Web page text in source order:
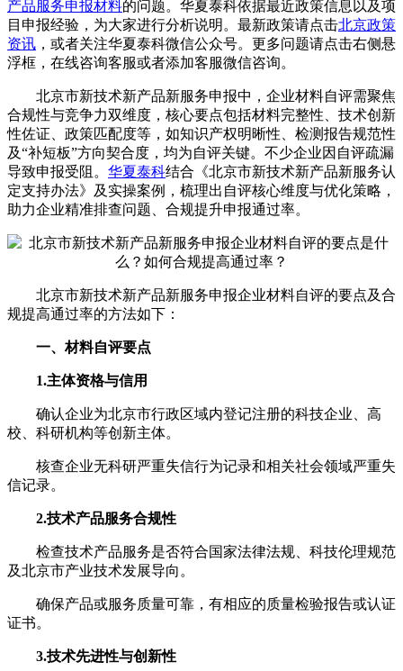
产品服务申报材料的问题。华夏泰科依据最近政策信息以及项
目申报经验，为大家进行分析说明。最新政策请点击北京政策
资讯 ，或者关注华夏泰科微信公众号。更多问题请点击右侧悬
浮框，在线咨询客服或者添加客服微信咨询。
北京市新技术新产品新服务申报中，企业材料自评需聚焦
合规性与竞争力双维度，核心要点包括材料完整性、技术创新
性佐证、政策匹配度等，如知识产权明晰性、检测报告规范性
及“补短板”方向契合度，均为自评关键。不少企业因自评疏漏
导致申报受阻。 华夏泰科结合《北京市新技术新产品新服务认
定支持办法》及实操案例，梳理出自评核心维度与优化策略，
助力企业精准排查问题、合规提升申报通过率。
北京市新技术新产品新服务申报企业材料自评的要点及合
规提高通过率的方法如下：
一、材料自评要点
1.主体资格与信用
确认企业为北京市行政区域内登记注册的科技企业、高
校、科研机构等创新主体。
核查企业无科研严重失信行为记录和相关社会领域严重失
信记录。
2.技术产品服务合规性
检查技术产品服务是否符合国家法律法规、科技伦理规范
及北京市产业技术发展导向。
确保产品或服务质量可靠，有相应的质量检验报告或认证
证书。
3.技术先进性与创新性